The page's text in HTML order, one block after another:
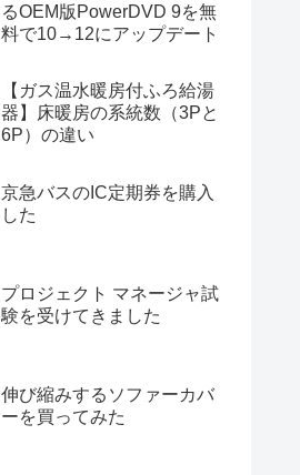
るOEM版PowerDVD 9を無
料で10→12にアップデート
【ガス温水暖房付ふろ給湯
器】床暖房の系統数（3Pと
6P）の違い
京急バスのIC定期券を購入
した
プロジェクト マネージャ試
験を受けてきました
伸び縮みするソファーカバ
ーを買ってみた